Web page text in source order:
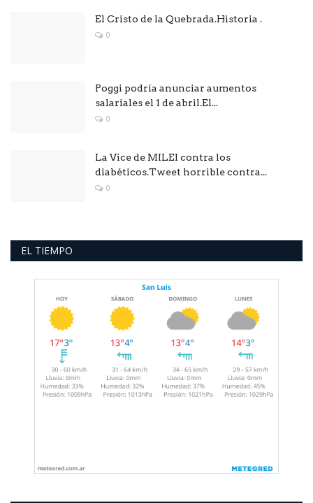
El Cristo de la Quebrada.Historia .
0
Poggi podría anunciar aumentos
salariales el 1 de abril.El...
0
La Vice de MILEI contra los
diabéticos.Tweet horrible contra...
0
EL TIEMPO